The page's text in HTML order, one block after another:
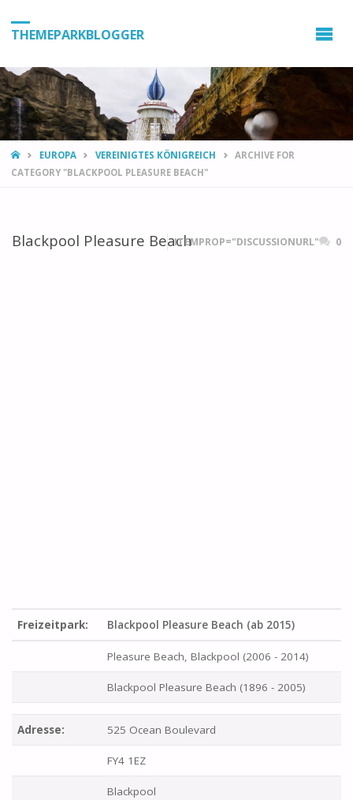
THEMEPARKBLOGGER
HOMEEUROPA VEREINIGTES KÖNIGREICH
ARCHIVE FOR
CATEGORY "BLACKPOOL PLEASURE BEACH"
Blackpool Pleasure BeachITEMPROP="DISCUSSIONURL" 0
Freizeitpark: Blackpool Pleasure Beach (ab 2015)
Pleasure Beach, Blackpool (2006 - 2014)
Blackpool Pleasure Beach (1896 - 2005)
Adresse: 525 Ocean Boulevard
FY4 1EZ
Blackpool